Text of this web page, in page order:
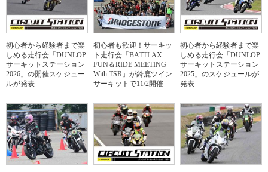
初心者から経験者まで楽
しめる走行会「DUNLOP
サーキットステーション
2026」の開催スケジュー
ルが発表
初心者も歓迎！サーキッ
ト走行会「BATTLAX
FUN＆RIDE MEETING
With TSR」が鈴鹿ツイン
サーキットで11/2開催
初心者から経験者まで楽
しめる走行会「DUNLOP
サーキットステーション
2025」のスケジュールが
発表